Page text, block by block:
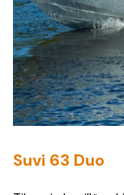
Suvi 63 Duo